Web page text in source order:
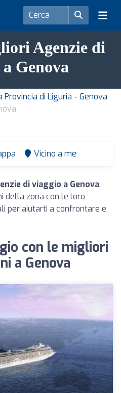
Agenzie di
Genova
di Liguria - Genova
Vicino a me
di viaggio a Genova.
della zona con le loro
per aiutarti a confrontare e
con le migliori
a Genova